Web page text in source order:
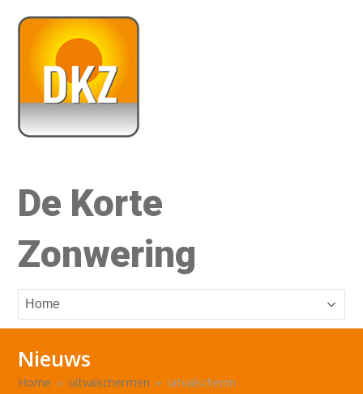
De Korte
Zonwering
Nieuws
Home » uitvalschermen » uitvalscherm